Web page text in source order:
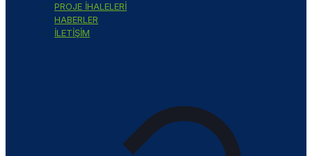
PROJE İHALELERİ
HABERLER
İLETİŞİM